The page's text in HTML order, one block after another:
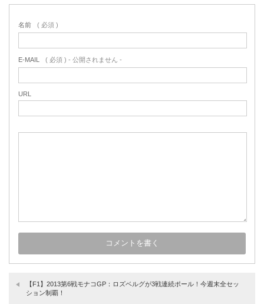
名前 ( 必須 )
E-MAIL ( 必須 ) - 公開されません -
URL
【F1】2013第6戦モナコGP：ロズベルグが3戦連続ポール！今週末全セッ
ション制覇！